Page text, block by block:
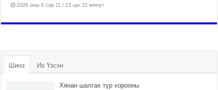
2026 оны 5 сар 11 / 13 цаг 32 минут
Шинэ Их Үзсэн
Хянан шалгах түр хорооны